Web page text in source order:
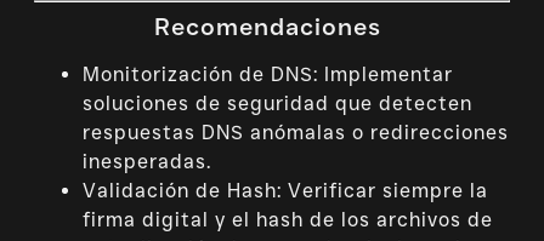
Recomendaciones
Monitorización de DNS: Implementar
soluciones de seguridad que detecten
respuestas DNS anómalas o redirecciones
inesperadas.
Validación de Hash: Verificar siempre la
firma digital y el hash de los archivos de